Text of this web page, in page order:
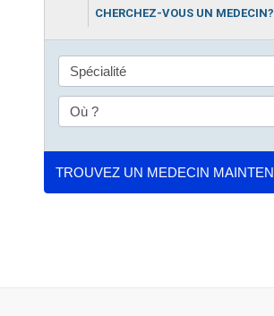
CHERCHEZ-VOUS UN MEDECIN?